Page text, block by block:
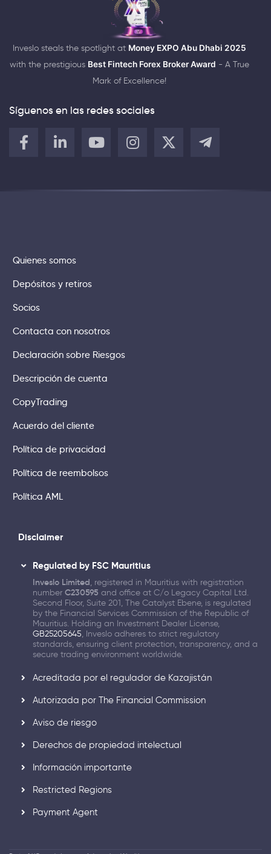
Inveslo steals the spotlight at Money EXPO Abu Dhabi 2025
with the prestigious Best Fintech Forex Broker Award - A True
Mark of Excellence!
Síguenos en las redes sociales
Quienes somos
Depósitos y retiros
Socios
Contacta con nosotros
Declaración sobre Riesgos
Descripción de cuenta
CopyTrading
Acuerdo del cliente
Política de privacidad
Política de reembolsos
Política AML
Disclaimer
Regulated by FSC Mauritius
Inveslo Limited, registered in Mauritius with registration
number C230595 and office at C/o Legacy Capital Ltd.
Second Floor, Suite 201, The Catalyst Ebene, is regulated
by the Financial Services Commission of the Republic of
Mauritius. Holding an Investment Dealer License,
GB25205645, Inveslo adheres to strict regulatory
standards, ensuring client protection, transparency, and a
secure trading environment worldwide.
Acreditada por el regulador de Kazajistán
Autorizada por The Financial Commission
Aviso de riesgo
Derechos de propiedad intelectual
Información importante
Restricted Regions
Payment Agent